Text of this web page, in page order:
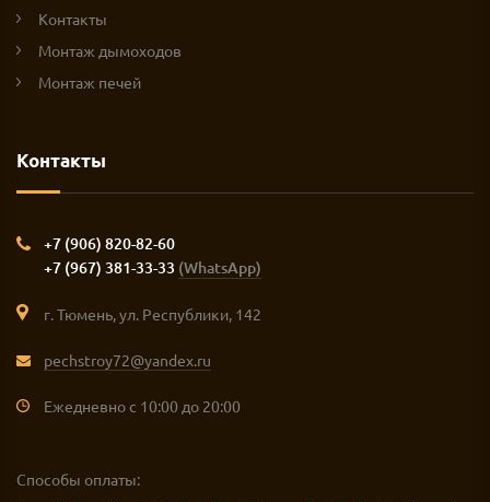
Контакты
Монтаж дымоходов
Монтаж печей
Контакты
+7 (906) 820-82-60
+7 (967) 381-33-33 (WhatsApp)
г. Тюмень, ул. Республики, 142
pechstroy72@yandex.ru
Ежедневно с 10:00 до 20:00
Способы оплаты: